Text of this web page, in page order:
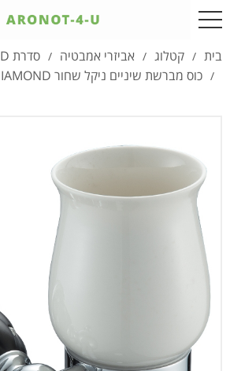
בית / קטלוג / אביזרי אמבטיה / סדרת DIAMOND ניקל שחור
/ כוס מברשת שיניים ניקל שחור DIAMOND